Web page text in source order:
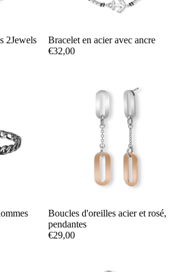
2Jewels
Bracelet en acier avec ancre
€32,00
Boucles d'oreilles acier et rosé,
pendantes
€29,00